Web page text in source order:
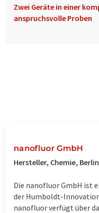
Zwei Geräte in einer
anspruchsvolle Proben
nanofluor GmbH
Hersteller, Chemie,
Die nanofluor GmbH ist
der Humboldt-
nanofluor verfügt über